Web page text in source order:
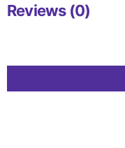
Reviews (0)